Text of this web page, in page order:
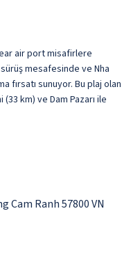
air port misafirlere
sürüş mesafesinde ve Nha
fırsatı sunuyor. Bu plaj olan
km) ve Dam Pazarı ile
Cam Ranh 57800 VN